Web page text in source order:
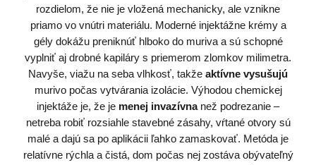
rozdielom, že nie je vložená mechanicky, ale vznikne
priamo vo vnútri materiálu. Moderné injektážne krémy a
gély dokážu preniknúť hlboko do muriva a sú schopné
vyplniť aj drobné kapiláry s priemerom zlomkov milimetra.
Navyše, viažu na seba vlhkosť, takže aktívne vysušujú
murivo počas vytvárania izolácie. Výhodou chemickej
injektáže je, že je menej invazívnanež podrezanie –
netreba robiť rozsiahle stavebné zásahy, vŕtané otvory sú
malé a dajú sa po aplikácii ľahko zamaskovať. Metóda je
relatívne rýchla a čistá, dom počas nej zostáva obývateľný